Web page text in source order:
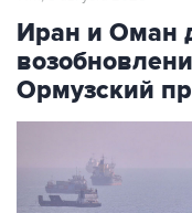
Иран и Оман
Ормузский